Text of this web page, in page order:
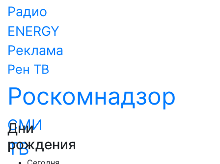
Радио
ENERGY
Реклама
Рен ТВ
Роскомнадзор
СМИ
ТВ
Дни
рождения